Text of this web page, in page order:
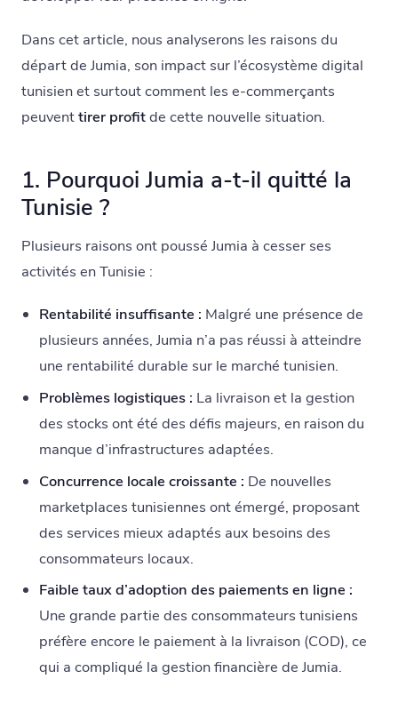
Dans cet article, nous analyserons les raisons du
départ de Jumia, son impact sur l’écosystème digital
tunisien et surtout comment les e-commerçants
peuventtirer profitde cette nouvelle situation.
1. Pourquoi Jumia a-t-il quitté la
Tunisie ?
Plusieurs raisons ont poussé Jumia à cesser ses
activités en Tunisie :
Rentabilité insuffisante : Malgré une présence de
plusieurs années, Jumia n’a pas réussi à atteindre
une rentabilité durable sur le marché tunisien.
Problèmes logistiques : La livraison et la gestion
des stocks ont été des défis majeurs, en raison du
manque d’infrastructures adaptées.
Concurrence locale croissante : De nouvelles
marketplaces tunisiennes ont émergé, proposant
des services mieux adaptés aux besoins des
consommateurs locaux.
Faible taux d’adoption des paiements en ligne :
Une grande partie des consommateurs tunisiens
préfère encore le paiement à la livraison (COD), ce
qui a compliqué la gestion financière de Jumia.